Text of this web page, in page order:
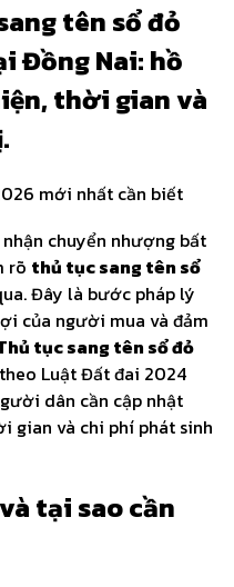
tên sổ đỏ
Đồng Nai: hồ
thời gian và
chuyển nhượng bất
rõ thủ tục sang tên sổ
Đây là bước pháp lý
của người mua và đảm
tục sang tên sổ đỏ
Luật Đất đai 2024
dân cần cập nhật
gian và chi phí phát sinh
tại sao cần